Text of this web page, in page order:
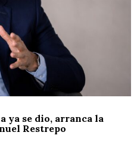
ya se dio, arranca la
Restrepo